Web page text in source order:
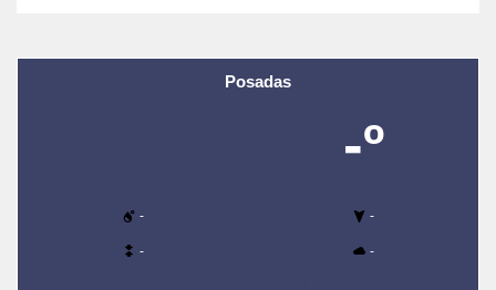
Posadas
-º
- -
- -